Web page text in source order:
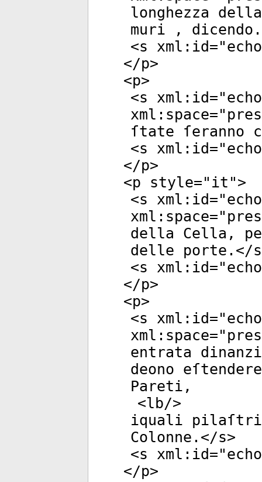
longhezza
muri ,
<s xml:id="
</p>
<p>
<s xml:id="
xml:space="
ſtate
<s xml:id="
</p>
<p style=" it ">
<s xml:id="
xml:space="
della Cella,
delle porte.</s
<s xml:id="
</p>
<p>
<s xml:id="
xml:space="
entrata
deono
Pareti,
<lb/>
iquali pilaſtri
Colonne.</s>
<s xml:id="
</p>